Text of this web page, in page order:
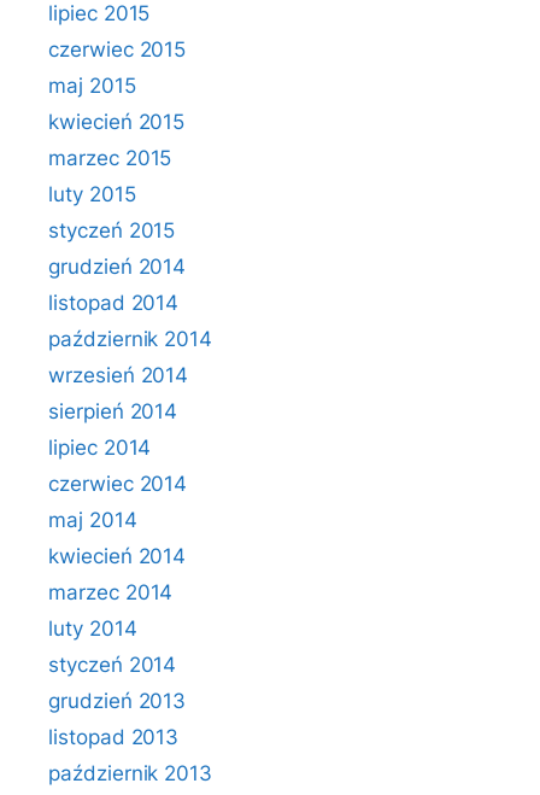
lipiec 2015
czerwiec 2015
maj 2015
kwiecień 2015
marzec 2015
luty 2015
styczeń 2015
grudzień 2014
listopad 2014
październik 2014
wrzesień 2014
sierpień 2014
lipiec 2014
czerwiec 2014
maj 2014
kwiecień 2014
marzec 2014
luty 2014
styczeń 2014
grudzień 2013
listopad 2013
październik 2013